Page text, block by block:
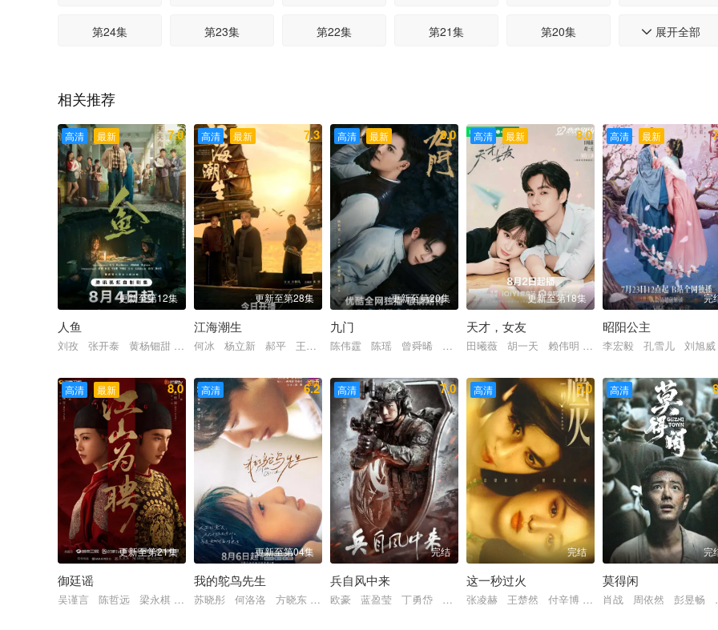
第24集 第23集 第22集 第21集 第20集 第19集
第12集
第06集 第05集 第04集 第03集 第02集 第01集
 展开全部
相关推荐
最新
高清 7.0
更新至第12集
人鱼
刘孜 张开泰 黄杨钿甜 董勇 张帆 陈创 何思甜 张棪琰 罗海琼 是安 赵健
最新
高清 7.3
更新至第28集
江海潮生
何冰 杨立新 郝平 王鸥 海一天 黑子 谭洋 焦刚 丁柳元 焉栩嘉 陈乔恩 刘佳 毕彦君 董勇 沈保平
最新
高清 8.0
更新至第20集
九门
陈伟霆 陈瑶 曾舜晞 王茂蕾 王奕婷 李乃文 释小龙 应灏铭 季肖冰 胡耘
最新
高清 8.0
更新至第18集
天才，女友
田曦薇 胡一天 赖伟明 安沺 夏浩然 厉嘉琪 孙
最新
高清
完
昭阳公主
李宏毅 孔雪儿 刘旭威
最新
高清 8.0
更新至第21集
御廷谣
吴谨言 陈哲远 梁永棋 赵昭仪 张南 郭品超 盛一伦 吴岱融 黄祖鑫 宋麒
高清 6.2
更新至第04集
我的鸵鸟先生
苏晓彤 何洛洛 方晓东 王若衫 胡晓龙 贾笑涵 董璇 傅迦 常铖 陈冠甯 宋雨霏 许淇杰
高清 7.0
完结
兵自风中来
欧豪 蓝盈莹 丁勇岱 史兰芽 刘奕君 阮巨 李幼斌 侯勇 于景骁 王春宇 关
高清 7.0
完结
这一秒过火
张凌赫 王楚然 付辛博 徐振轩 鹤秋 王籽苏 胡
高清
完
莫得闲
肖战 周依然 彭昱畅